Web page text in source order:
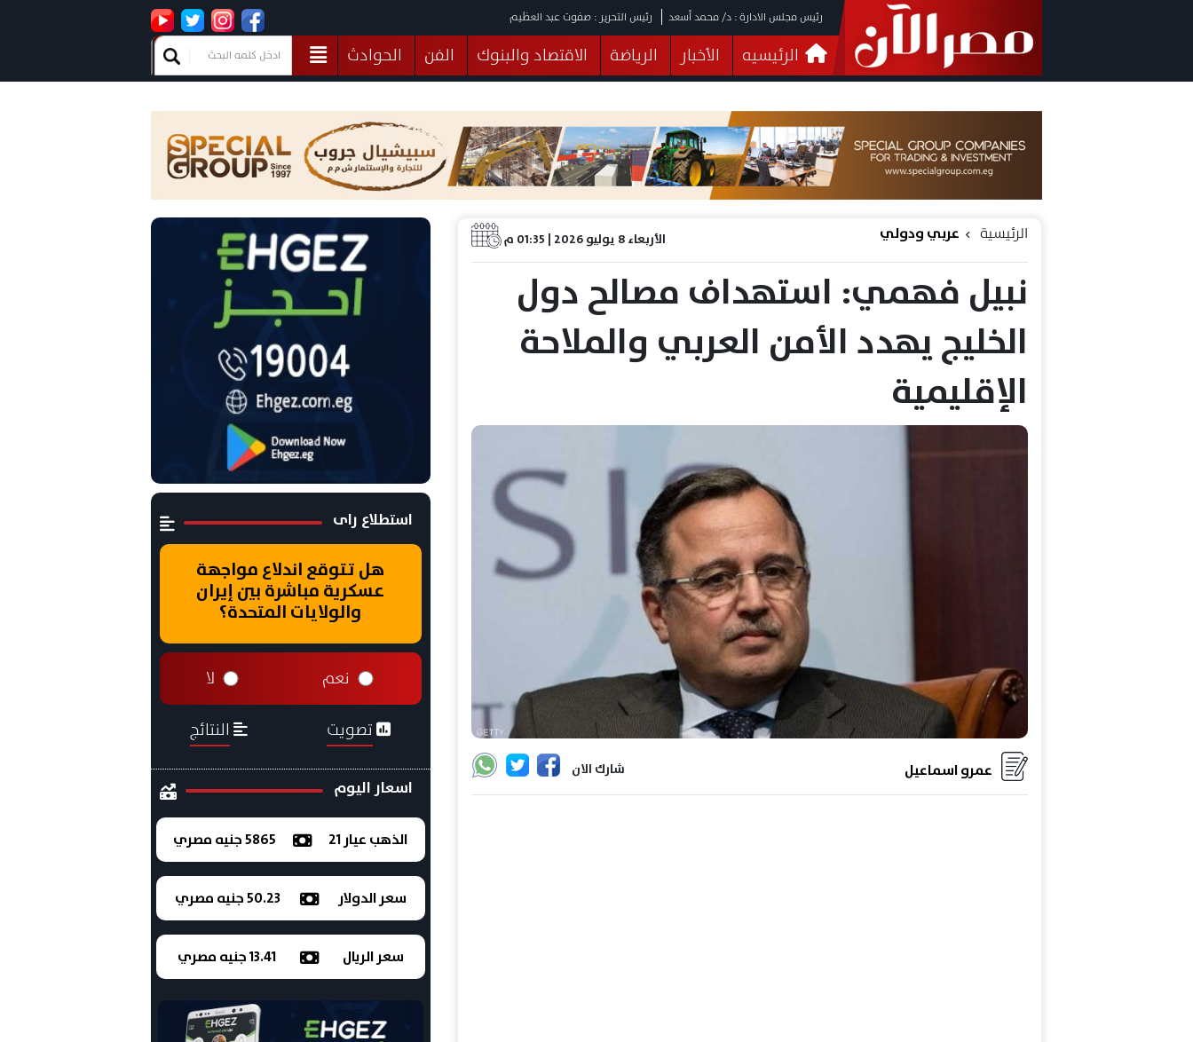
رئيس مجلس الادارة : د/ محمد أسعد رئيس التحرير : صفوت عبد العظيم
الرئيسيه الأخبار الرياضة الاقتصاد والبنوك الفن
الحوادث
فيديوهات
البرلمان صحة الثقافة خدمات منوعات
الأربعاء 8 يوليو 2026 | 01:35 م الرئيسية عربي ودولي
نبيل فهمي: استهداف مصالح دول
الخليج يهدد الأمن العربي والملاحة
الإقليمية
شارك الان عمرو اسماعيل
استطلاع راى
هل تتوقع اندلاع مواجهة
عسكرية مباشرة بين إيران
والولايات المتحدة؟
نعم لا
تصويت النتائج
اسعار اليوم
الذهب عيار 21 5865 جنيه مصري
سعر الدولار 50.23 جنيه مصري
سعر الريال 13.41 جنيه مصري